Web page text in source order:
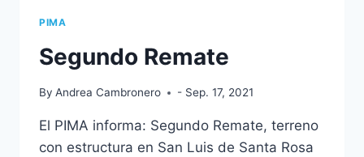
PIMA
Segundo Remate
By Andrea Cambronero - Sep. 17, 2021
El PIMA informa: Segundo Remate, terreno
con estructura en San Luis de Santa Rosa